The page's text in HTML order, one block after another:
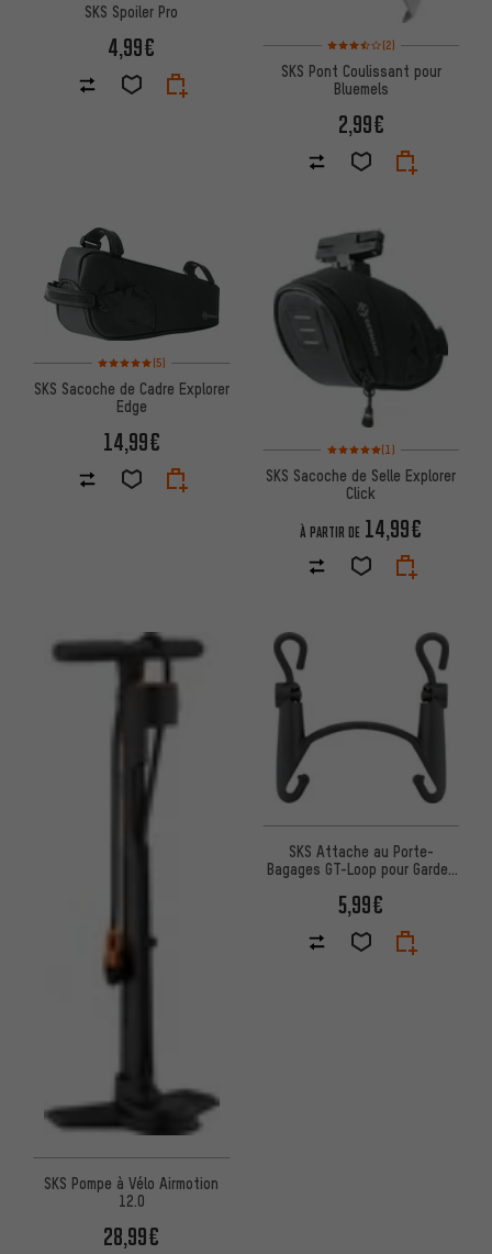
SKS Spoiler Pro
4,99€ Note moyenne : 3,5 sur 5
(2)
SKS Pont Coulissant pour
Bluemels
2,99€
Note moyenne : 5 sur 5 d'après 5 avis
(5)
SKS Sacoche de Cadre Explorer
Edge
14,99€ Note moyenne : 5 sur 5
(1)
SKS Sacoche de Selle Explorer
Click
À PARTIR DE 14,99€
SKS Pompe à Vélo Airmotion
12.0
28,99€
SKS Attache au Porte-
Bagages GT-Loop pour Garde-
5,99€